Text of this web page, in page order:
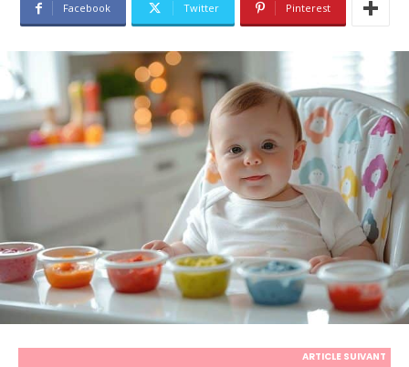
Facebook Twitter Pinterest
ARTICLE SUIVANT